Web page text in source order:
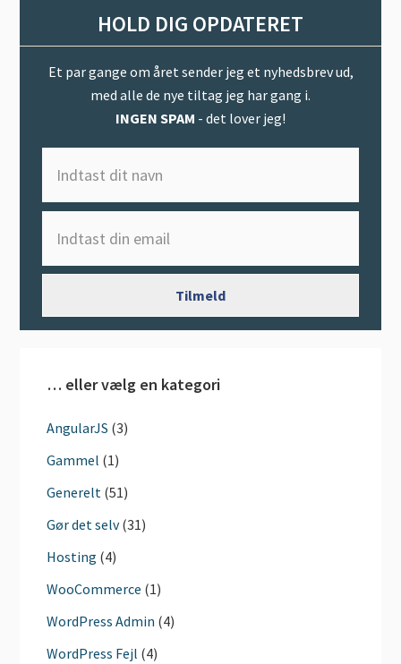
HOLD DIG OPDATERET
Et par gange om året sender jeg et nyhedsbrev ud,
med alle de nye tiltag jeg har gang i.
INGEN SPAM - det lover jeg!
… eller vælg en kategori
AngularJS (3)
Gammel (1)
Generelt (51)
Gør det selv(31)
Hosting (4)
WooCommerce (1)
WordPress Admin (4)
WordPress Fejl (4)